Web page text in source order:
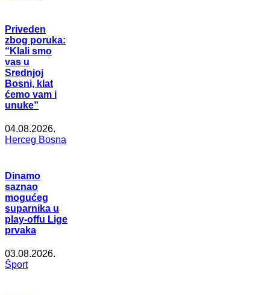
Priveden
zbog poruka:
“Klali smo
vas u
Srednjoj
Bosni, klat
ćemo vam i
unuke”
04.08.2026.
Herceg Bosna
Dinamo
saznao
mogućeg
suparnika u
play-offu Lige
prvaka
03.08.2026.
Šport